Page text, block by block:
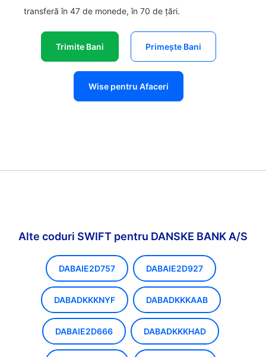
transferă în 47 de monede, în 70 de țări.
Trimite Bani Primește Bani
Wise pentru Afaceri
Alte coduri SWIFT pentru DANSKE BANK A/S
DABAIE2D757 DABAIE2D927
DABADKKKNYF DABADKKKAAB
DABAIE2D666 DABADKKKHAD